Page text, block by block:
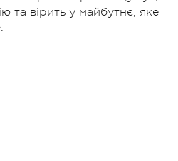
та вірить у майбутнє, яке